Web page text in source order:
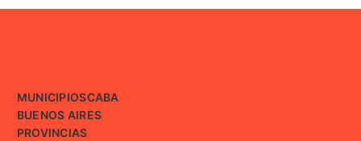
MUNICIPIOSCABA
BUENOS AIRES
PROVINCIAS